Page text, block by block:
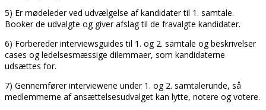
5) Er mødeleder ved udvælgelse af kandidater til 1. samtale.
Booker de udvalgte og giver afslag til de fravalgte kandidater.
6) Forbereder interviewsguides til 1. og 2. samtale og beskrivelser
cases og ledelsesmæssige dilemmaer, som kandidaterne
udsættes for.
7) Gennemfører interviewene under 1. og 2. samtalerunde, så
medlemmerne af ansættelsesudvalget kan lytte, notere og votere.